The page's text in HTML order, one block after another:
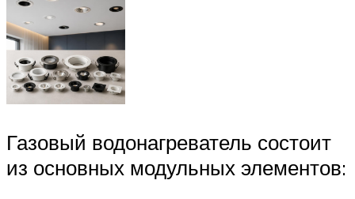
Газовый водонагреватель состоит
из основных модульных элементов: